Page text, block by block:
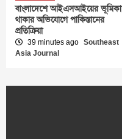
বাংলাদেশে আইএসআইয়ের ভূমিকা
থাকার অভিযোগে পাকিস্তানের
প্রতিক্রিয়া
39 minutes ago Southeast
Asia Journal